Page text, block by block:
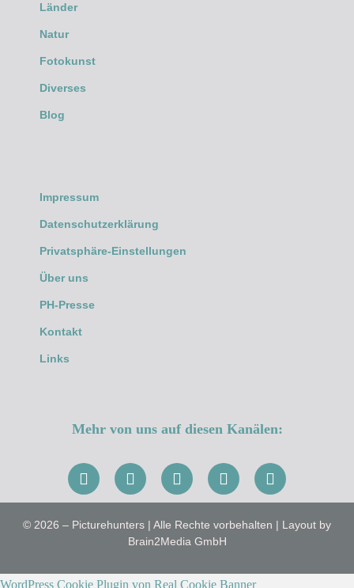
Länder
Natur
Fotokunst
Diverses
Blog
Impressum
Datenschutzerklärung
Privatsphäre-Einstellungen
Über uns
PH-Presse
Kontakt
Links
Mehr von uns auf diesen Kanälen:
© 2026 – Picturehunters | Alle Rechte vorbehalten | Layout by
Brain2Media GmbH
WordPress Cookie Plugin von Real Cookie Banner